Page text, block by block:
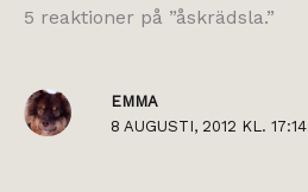
5 reaktioner på ”åskrädsla.”
EMMA
8 AUGUSTI, 2012 KL. 17:14